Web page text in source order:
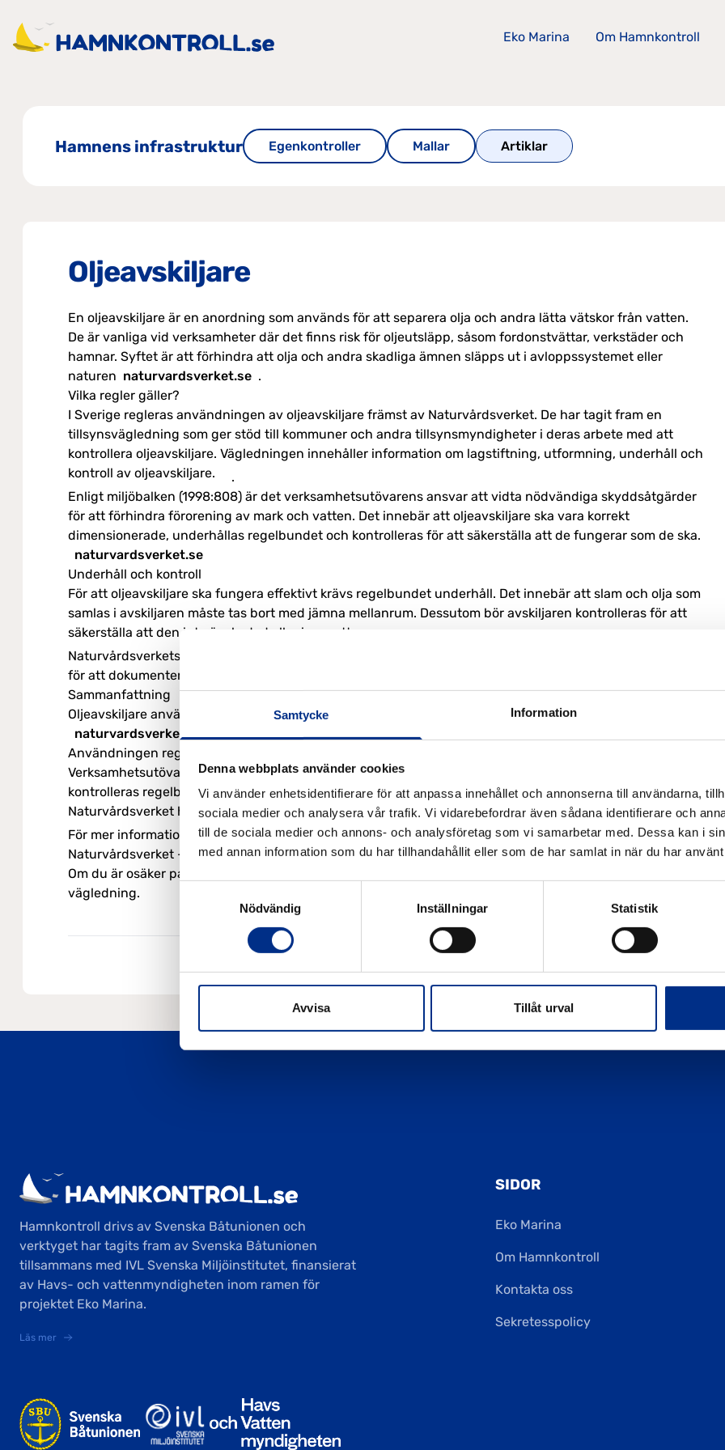
Samtycke Information
Denna webbplats använder cookies
Vi använder enhetsidentifierare för att anpassa innehållet och annonserna till användarna,
sociala medier och analysera vår trafik. Vi vidarebefordrar även sådana identifierare och
till de sociala medier och annons- och analysföretag som vi samarbetar med. Dessa kan i
med annan information som du har tillhandahållit eller som de har samlat in när du har
Nödvändig
Inställningar Statistik
Avvisa Tillåt urval
Eko Marina Om Hamnkontroll
Hamnens infrastruktur Egenkontroller Mallar Artiklar
Oljeavskiljare
En oljeavskiljare är en anordning som används för att separera olja och andra lätta vätskor från vatten.
De är vanliga vid verksamheter där det finns risk för oljeutsläpp, såsom fordonstvättar, verkstäder och
hamnar. Syftet är att förhindra att olja och andra skadliga ämnen släpps ut i avloppssystemet eller
naturen naturvardsverket.se .
Vilka regler gäller?
I Sverige regleras användningen av oljeavskiljare främst av Naturvårdsverket. De har tagit fram en
tillsynsvägledning som ger stöd till kommuner och andra tillsynsmyndigheter i deras arbete med att
kontrollera oljeavskiljare. Vägledningen innehåller information om lagstiftning, utformning, underhåll och
kontroll av oljeavskiljare.
naturvardsverket.se
.
Enligt miljöbalken (1998:808) är det verksamhetsutövarens ansvar att vidta nödvändiga skyddsåtgärder
för att förhindra förorening av mark och vatten. Det innebär att oljeavskiljare ska vara korrekt
dimensionerade, underhållas regelbundet och kontrolleras för att säkerställa att de fungerar som de ska.
naturvardsverket.se
Underhåll och kontroll
För att oljeavskiljare ska fungera effektivt krävs regelbundet underhåll. Det innebär att slam och olja som
samlas i avskiljaren måste tas bort med jämna mellanrum. Dessutom bör avskiljaren kontrolleras för att
säkerställa att den inte är skadad eller igensatt
Naturvårdsverkets vägledning betonar vikten av egenkontroll, där verksamhetsutövaren själv ansvarar
för att dokumentera och följa upp underhåll och kontroller av oljeavskiljaren.
Sammanfattning
Oljeavskiljare används för att separera olja från vatten och förhindra föroreningar
naturvardsverket.se .
Användningen regleras av miljöbalken och Naturvårdsverkets föreskrifter.
Verksamhetsutövare är ansvariga för att oljeavskiljare är korrekt dimensionerade, underhålls och
kontrolleras regelbundet naturvardsverket.se .
Naturvårdsverket har tagit fram en tillsynsvägledning som stöd för tillsynsmyndigheter
.
För mer information och detaljerade föreskrifter, besök Naturvårdsverkets webbplats:
Naturvårdsverket – Oljeavskiljare
Om du är osäker på vad som gäller för din verksamhet, kontakta din kommunala miljöförvaltning för
vägledning.
Hamnkontroll drivs av Svenska Båtunionen och
verktyget har tagits fram av Svenska Båtunionen
tillsammans med IVL Svenska Miljöinstitutet, finansierat
av Havs- och vattenmyndigheten inom ramen för
projektet Eko Marina.
Läs mer
SIDOR
Eko Marina
Om Hamnkontroll
Kontakta oss
Sekretesspolicy